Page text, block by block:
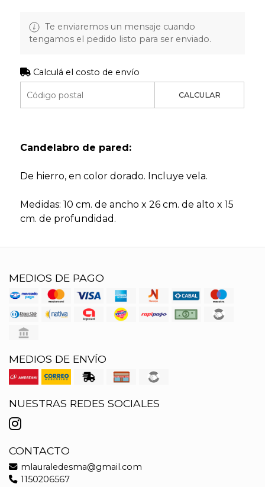
Te enviaremos un mensaje cuando
tengamos el pedido listo para ser enviado.
Calculá el costo de envío
CALCULAR
Candelabro de pared:
De hierro, en color dorado. Incluye vela.
Medidas: 10 cm. de ancho x 26 cm. de alto x 15
cm. de profundidad.
MEDIOS DE PAGO
MEDIOS DE ENVÍO
NUESTRAS REDES SOCIALES
CONTACTO
mlauraledesma@gmail.com
1150206567